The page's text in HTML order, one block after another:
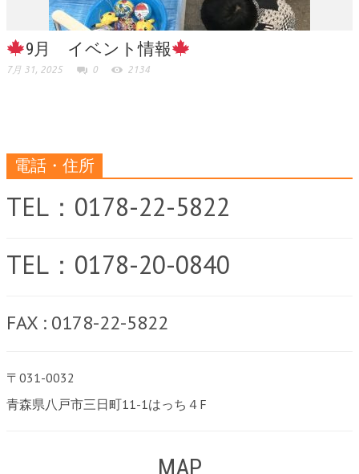
9月 イベント情報
7月 31, 2025 0 2134
電話・住所
TEL：0178-22-5822
TEL：0178-20-0840
FAX : 0178-22-5822
〒031-0032
青森県八戸市三日町11-1はっち４F
MAP